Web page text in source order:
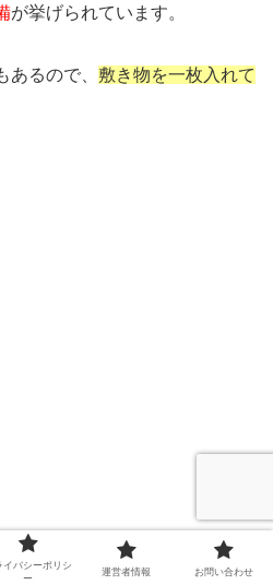
が挙げられています。
るので、 敷き物を一枚入れて
イバシーポリシ
ー
運営者情報 お問い合わせ